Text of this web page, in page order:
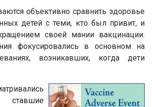
объективно сравнить здоровье
детей с теми, кто был привит, и
своей мании вакцинации.
фокусировались в основном на
возникавших, когда дети